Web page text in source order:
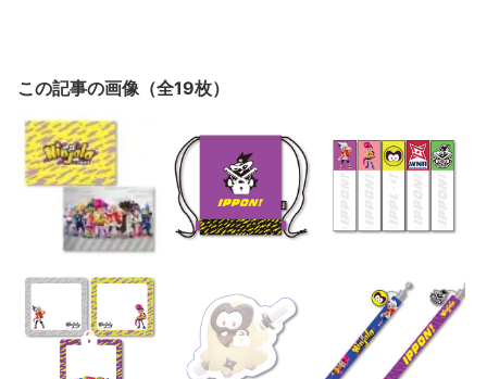
この記事の画像（全19枚）